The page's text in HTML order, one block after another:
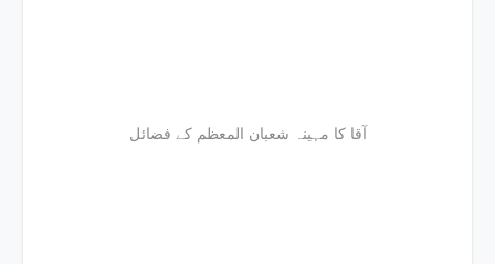
آقا کا مہینہ شعبان المعظم کے فضائل